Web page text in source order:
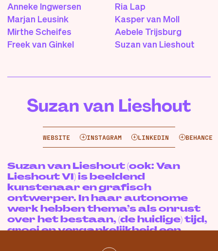
Anneke Ingwersen
Ria Lap
Marjan Leusink
Kasper van Moll
Mirthe Scheifes
Aebele Trijsburg
Freek van Ginkel
Suzan van Lieshout
Suzan van Lieshout
WEBSITE INSTAGRAM LINKEDIN BEHANCE
Suzan van Lieshout (ook: Van
Lieshout VI) is beeldend
kunstenaar en grafisch
ontwerper. In haar autonome
werk hebben thema’s als onrust
over het bestaan, (de huidige) tijd,
groei en vergankelijkheid een